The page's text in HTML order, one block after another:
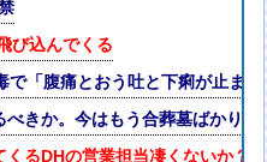
び込んでくる
で「腹痛とおう吐と下痢が止ま
きか。今はもう合葬墓ばかり
るDHの営業担当凄くないか？